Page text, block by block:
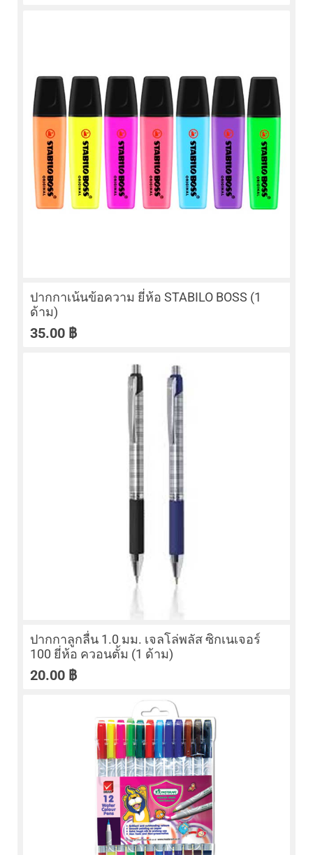
ปากกาเน้นข้อความ ยี่ห้อ STABILO BOSS (1
ด้าม)
35.00 ฿
ปากกาลูกลื่น 1.0 มม. เจลโล่พลัส ซิกเนเจอร์
100 ยี่ห้อ ควอนตั้ม (1 ด้าม)
20.00 ฿